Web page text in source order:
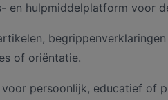
en hulpmiddelplatform voor
of oriëntatie.
persoonlijk, educatief of